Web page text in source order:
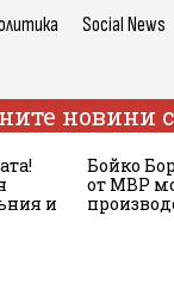
Social News
новини
и
Бойко
от МВР